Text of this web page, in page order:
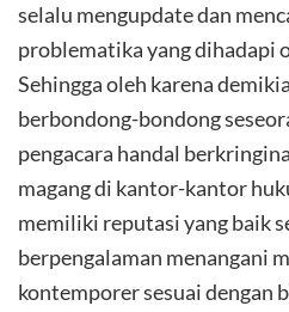
selalu mengupdate dan
problematika yang dihadapi
Sehingga oleh karena
berbondong-bondong
pengacara handal
magang di kantor-kantor
memiliki reputasi yang baik
berpengalaman menangani
kontemporer sesuai dengan